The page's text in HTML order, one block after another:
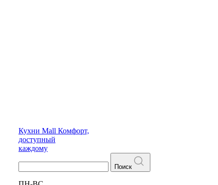
Кухни Mall Комфорт,
доступный
каждому
Поиск